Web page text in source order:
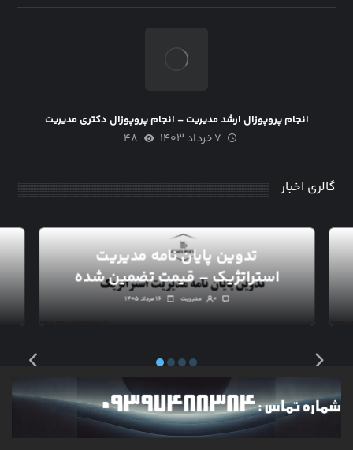
انجام پروپوزال ارشد مدیریت – انجام پروپوزال دکتری مدیریت
۷ خرداد ۱۴۰۳ ۴۸
گالری اخبار
تدوین پایان نامه مدیریت
استراتژیک – قیمت تضمین شده
۱۶ مرداد ۱۴۰۵ مدیریت ۰
خبرنامه